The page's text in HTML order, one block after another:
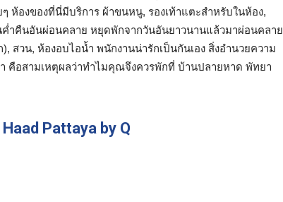
ห้องของที่นี่มีบริการ ผ้าขนหนู, รองเท้าแตะสำหรับในห้อง,
ำคืนอันผ่อนคลาย หยุดพักจากวันอันยาวนานแล้วมาผ่อนคลาย
สวน, ห้องอบไอน้ำ พนักงานน่ารักเป็นกันเอง สิ่งอำนวยความ
คือสามเหตุผลว่าทำไมคุณจึงควรพักที่ บ้านปลายหาด พัทยา
Pattaya by Q